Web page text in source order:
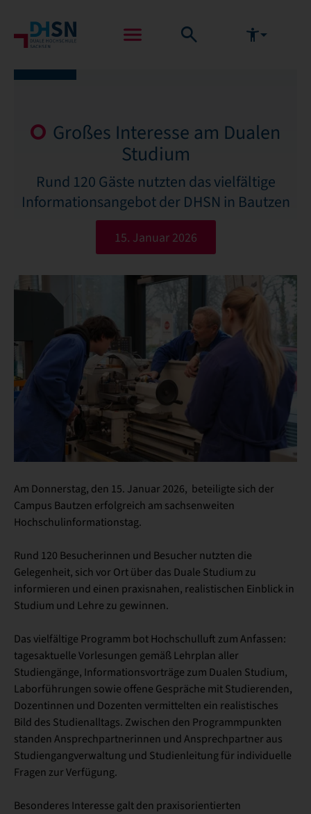
Großes Interesse am Dualen
Studium
Rund 120 Gäste nutzten das vielfältige
Informationsangebot der DHSN in Bautzen
15. Januar 2026
Am Donnerstag, den 15. Januar 2026, beteiligte sich der
Campus Bautzen erfolgreich am sachsenweiten
Hochschulinformationstag.
Rund 120 Besucherinnen und Besucher nutzten die
Gelegenheit, sich vor Ort über das Duale Studium zu
informieren und einen praxisnahen, realistischen Einblick in
Studium und Lehre zu gewinnen.
Das vielfältige Programm bot Hochschulluft zum Anfassen:
tagesaktuelle Vorlesungen gemäß Lehrplan aller
Studiengänge, Informationsvorträge zum Dualen Studium,
Laborführungen sowie offene Gespräche mit Studierenden,
Dozentinnen und Dozenten vermittelten ein realistisches
Bild des Studienalltags. Zwischen den Programmpunkten
standen Ansprechpartnerinnen und Ansprechpartner aus
Studiengangverwaltung und Studienleitung für individuelle
Fragen zur Verfügung.
Besonderes Interesse galt den praxisorientierten